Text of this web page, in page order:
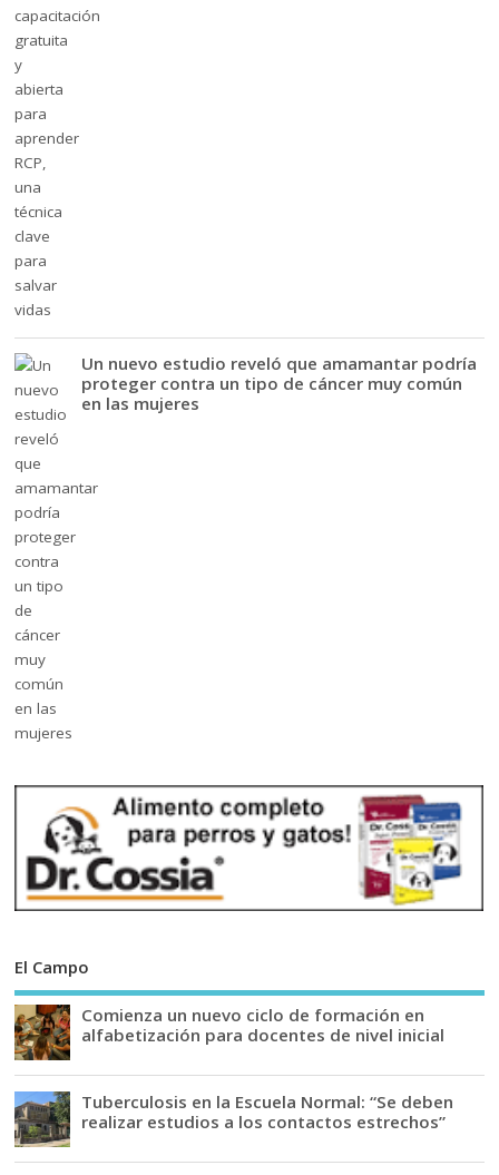
Un nuevo estudio reveló que amamantar podría
proteger contra un tipo de cáncer muy común
en las mujeres
El Campo
Comienza un nuevo ciclo de formación en
alfabetización para docentes de nivel inicial
Tuberculosis en la Escuela Normal: “Se deben
realizar estudios a los contactos estrechos”